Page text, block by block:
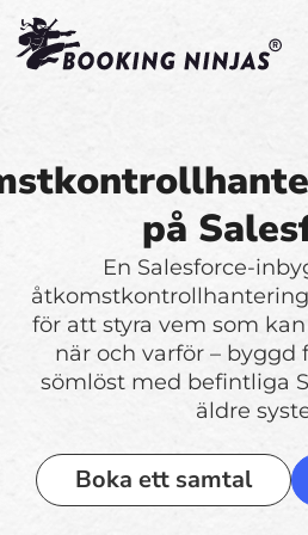
på
En Salesforce-
för att styra vem som
när och varför – byggd
sömlöst med befintliga
äldre
Boka ett samtal